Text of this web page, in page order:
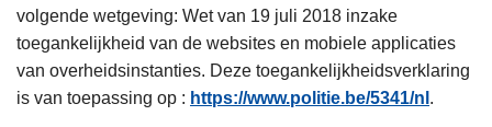
volgende wetgeving: Wet van 19 juli 2018 inzake
toegankelijkheid van de websites en mobiele applicaties
van overheidsinstanties. Deze toegankelijkheidsverklaring
is van toepassing op : https://www.politie.be/5341/nl .